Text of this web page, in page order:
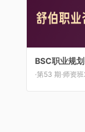
CCP生涯规
·第192 期·筑
CCDM高级
·第84 期·执业
BSC职业规
·第53 期·师资
UAPM高考
·第62 期·新高